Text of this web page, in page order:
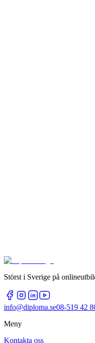
Störst i Sverige på
info@diploma.se08-519 42
Meny
Kontakta oss